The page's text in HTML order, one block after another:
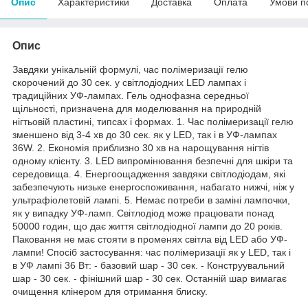
Опис
Завдяки унікальній формулі, час полімеризації гелю
скорочений до 30 сек. у світлодіодних LED лампах і
традиційних УФ-лампах. Гель однофазна середньої
щільності, призначена для моделювання на природній
нігтьовій пластині, типсах і формах. 1. Час полімеризації гелю
зменшено від 3-4 хв до 30 сек. як у LED, так і в УФ-лампах
36W. 2. Економія приблизно 30 хв на нарощування нігтів
одному клієнту. 3. LED випромінювання безпечні для шкіри та
середовища. 4. Енергоощадження завдяки світлодіодам, які
забезпечують низьке енергоспоживання, набагато нижчі, ніж у
ультрафіолетовій лампі. 5. Немає потреби в заміні лампочки,
як у випадку УФ-ламп. Світлодіод може працювати понад
50000 годин, що дає життя світлодіодної лампи до 20 років.
Паковання не має стояти в променях світла від LED або УФ-
лампи! Спосіб застосування: час полімеризації як у LED, так і
в УФ лампі 36 Вт: - базовий шар - 30 сек. - Конструувальний
шар - 30 сек. - фінішний шар - 30 сек. Останній шар вимагає
очищення клінером для отримання блиску.